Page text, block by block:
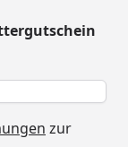
zur